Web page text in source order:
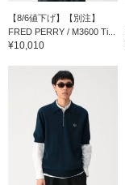
【8/6値下げ】【別注】
FRED PERRY / M3600 Ti...
¥10,010